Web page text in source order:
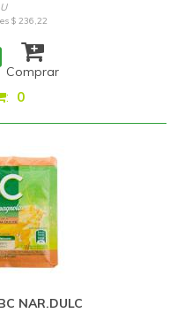
$ 236,22
Comprar
: 0
NAR.DULC